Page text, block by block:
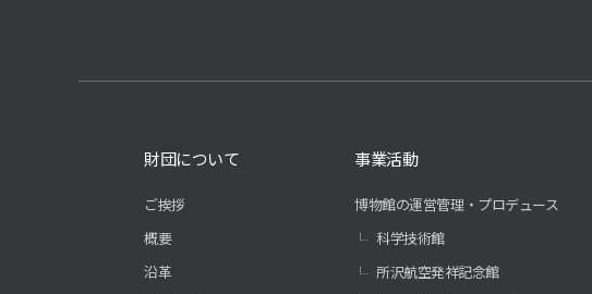
財団について
ご挨拶
概要
沿革
事業活動
博物館の運営管理・プロデュース
科学技術館
所沢航空発祥記念館